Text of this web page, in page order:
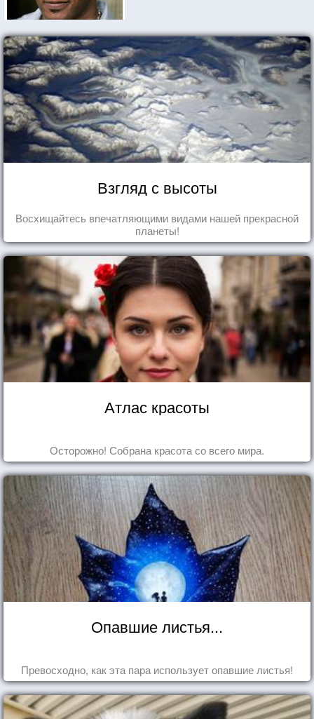
Взгляд с высоты
Восхищайтесь впечатляющими видами нашей прекрасной
планеты!
Атлас красоты
Осторожно! Собрана красота со всего мира.
Опавшие листья...
Превосходно, как эта пара использует опавшие листья!